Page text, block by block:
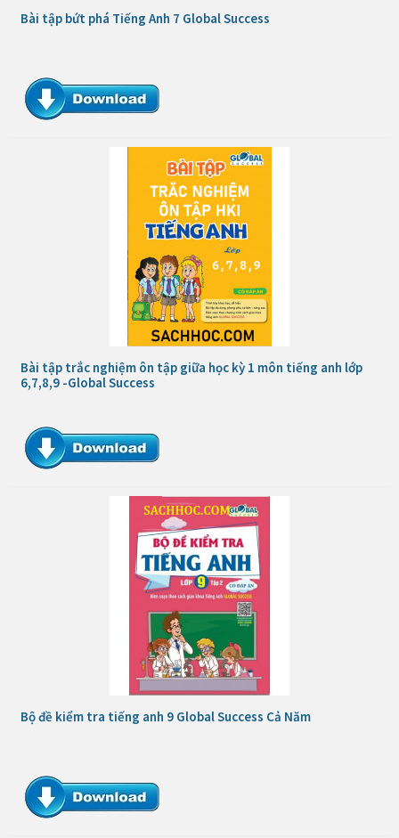
Bài tập bứt phá Tiếng Anh 7 Global Success
Bài tập trắc nghiệm ôn tập giữa học kỳ 1 môn tiếng anh lớp
6,7,8,9 -Global Success
Bộ đề kiểm tra tiếng anh 9 Global Success Cả Năm